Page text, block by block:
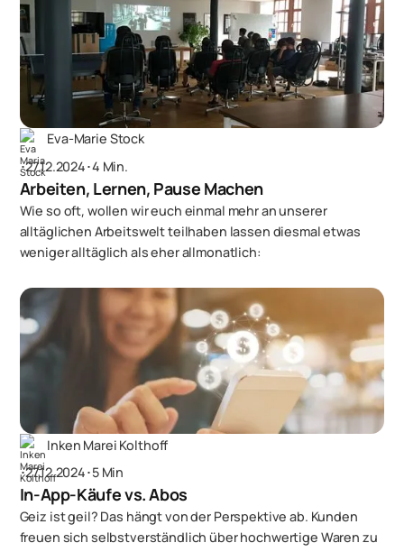
Eva-Marie Stock
･27.12.2024･4 Min.
Arbeiten, Lernen, Pause Machen
Wie so oft, wollen wir euch einmal mehr an unserer
alltäglichen Arbeitswelt teilhaben lassen diesmal etwas
weniger alltäglich als eher allmonatlich:
Inken Marei Kolthoff
･27.12.2024･5 Min
In-App-Käufe vs. Abos
Geiz ist geil? Das hängt von der Perspektive ab. Kunden
freuen sich selbstverständlich über hochwertige Waren zu